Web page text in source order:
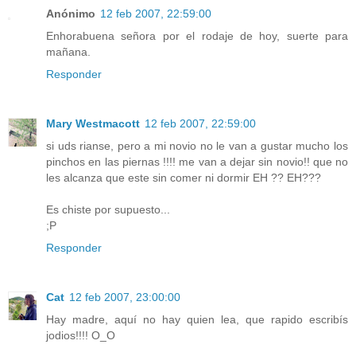
Anónimo 12 feb 2007, 22:59:00
Enhorabuena señora por el rodaje de hoy, suerte para
mañana.
Responder
Mary Westmacott 12 feb 2007, 22:59:00
si uds rianse, pero a mi novio no le van a gustar mucho los
pinchos en las piernas !!!! me van a dejar sin novio!! que no
les alcanza que este sin comer ni dormir EH ?? EH???
Es chiste por supuesto...
;P
Responder
Cat 12 feb 2007, 23:00:00
Hay madre, aquí no hay quien lea, que rapido escribís
jodios!!!! O_O